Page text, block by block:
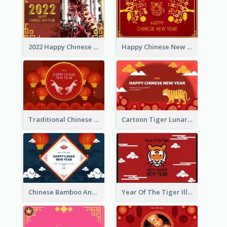
2022 Happy Chinese New Year Greeting Card With Photo Happy Chinese New Year Greeting Card With Chinese Tree Illustration
Traditional Chinese New Year Celebration Greeting Card Cartoon Tiger Lunar New Year Greeting Card
Chinese Bamboo And Lanterns New Year Greeting Card Year Of The Tiger Illustration Chinese New Year Greeting Card